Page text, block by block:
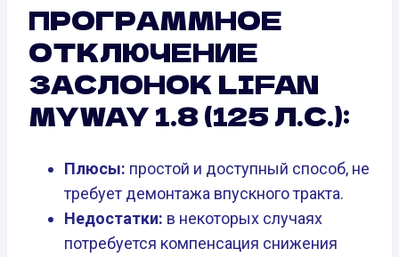
ПРОГРАММНОЕ
ОТКЛЮЧЕНИЕ
ЗАСЛОНОК LIFAN
MYWAY 1.8 (125 Л.С.):
Плюсы: простой и доступный способ, не
требует демонтажа впускного тракта.
Недостатки: в некоторых случаях
потребуется компенсация снижения